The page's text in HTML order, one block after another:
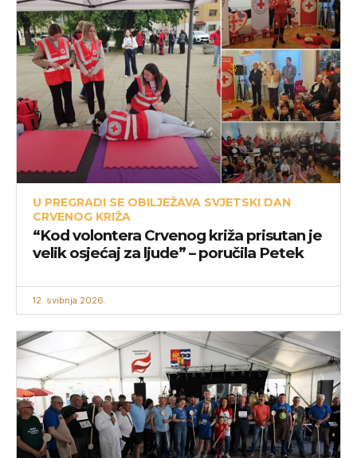
U PREGRADI SE OBILJEŽAVA SVJETSKI DAN
CRVENOG KRIŽA
“Kod volontera Crvenog križa prisutan je
velik osjećaj za ljude” – poručila Petek
12. svibnja 2026.